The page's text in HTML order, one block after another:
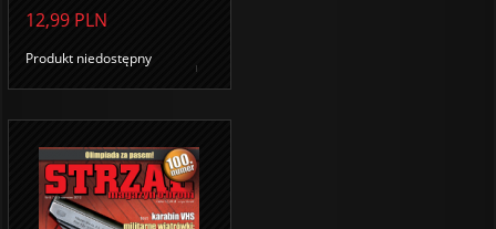
12,99 PLN
Produkt niedostępny